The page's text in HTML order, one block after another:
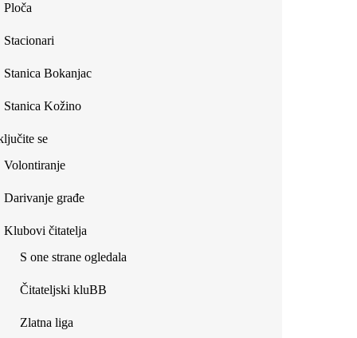
Ploča
Stacionari
Stanica Bokanjac
Stanica Kožino
se
Volontiranje
Darivanje građe
Klubovi čitatelja
S one strane ogledala
Čitateljski kluBB
Zlatna liga